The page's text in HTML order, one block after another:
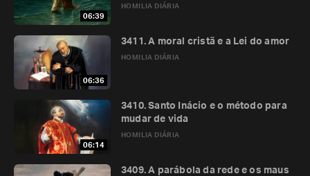
06:39
HOMILIA DIÁRIA
06:36
HOMILIA DIÁRIA
3411. A moral cristã e a Lei do amor
06:14
HOMILIA DIÁRIA
3410. Santo Inácio e o método para
mudar de vida
3409. A parábola da rede e os maus